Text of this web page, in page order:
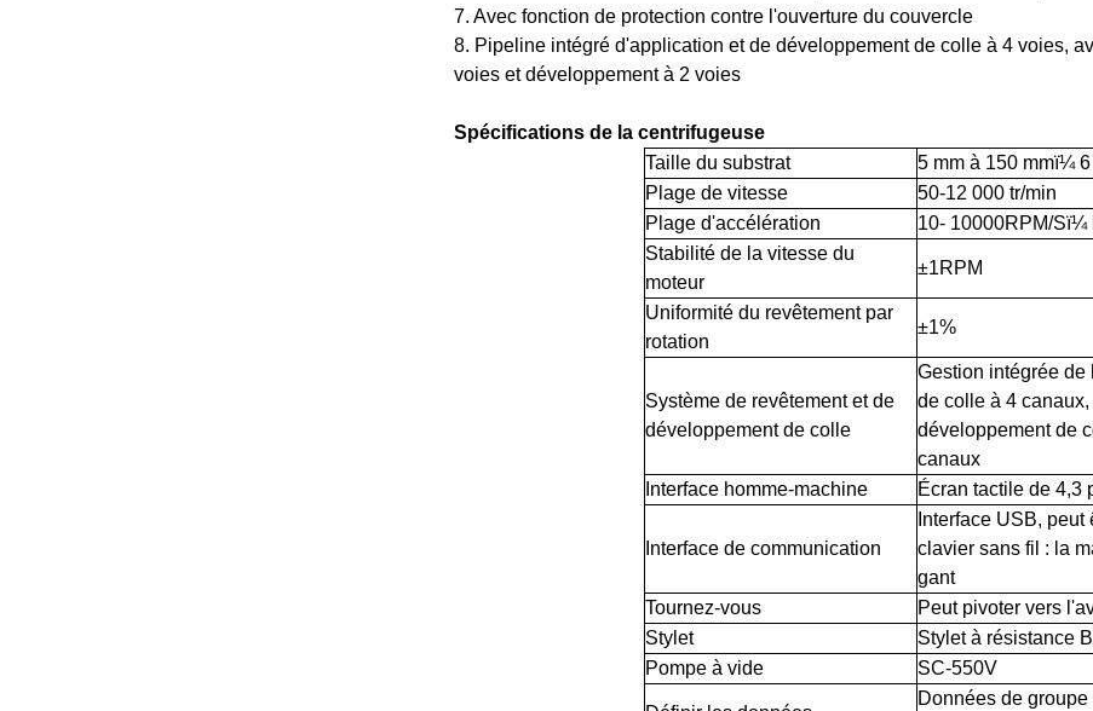
7. Avec fonction de protection contre l'ouverture du couvercle
8. Pipeline intégré d'application et de développement de colle à 4 voies,
voies et développement à 2 voies
Spécifications de la centrifugeuse
Taille du substrat
5 mm à 150 mmï¼
Plage de vitesse
50-12 000 tr/min
Plage d'accélération
10- 10000RPM/Sï¼
Stabilité de la vitesse du
moteur
±1RPM
Uniformité du revêtement par
rotation
±1%
Système de revêtement et de
développement de colle
Gestion intégrée
de colle à 4
développement de
canaux
Interface homme-machine
Écran tactile de 4,3
Interface de communication
Interface USB,
clavier sans fil : la
gant
Tournez-vous
Peut pivoter vers
Stylet
Stylet à résistance
Pompe à vide
SC-550V
Données de